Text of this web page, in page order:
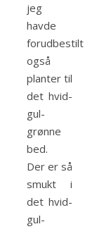
jeg
havde
forudbestilt
også
planter til
det hvid-
gul-
grønne
bed.
Der er så
smukt i
det hvid-
gul-